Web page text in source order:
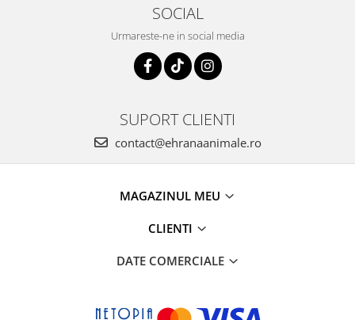
SOCIAL
Urmareste-ne in social media
SUPORT CLIENTI
contact@ehranaanimale.ro
MAGAZINUL MEU
CLIENTI
DATE COMERCIALE